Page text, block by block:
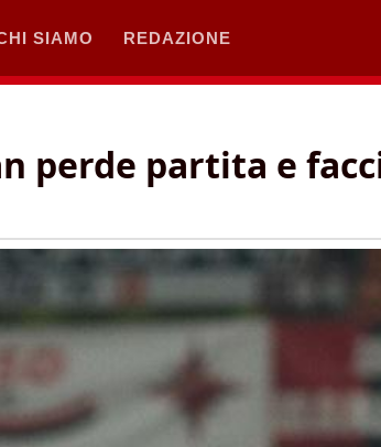
SIAMO REDAZIONE
perde partita e